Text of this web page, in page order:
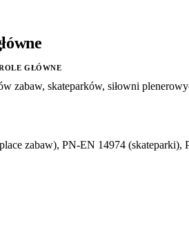
GŁÓWNE
zabaw, skateparków, siłowni
zabaw), PN-EN 14974